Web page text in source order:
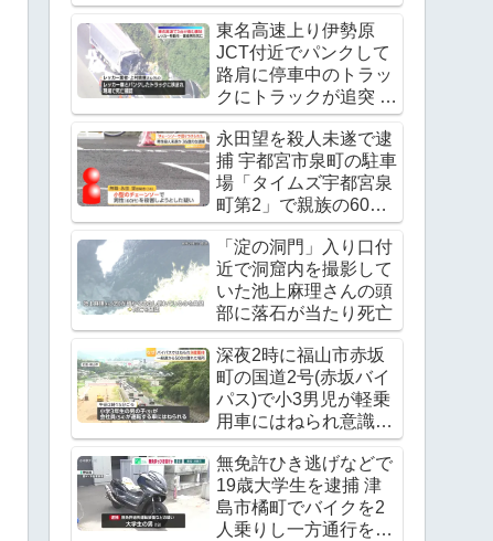
亡
東名高速上り伊勢原
JCT付近でパンクして
路肩に停車中のトラッ
クにトラックが追突 レ
ッカー作業中の上村貴
重さんが死亡
Twitter(X)に現地の様子
永田望を殺人未遂で逮
捕 宇都宮市泉町の駐車
場「タイムズ宇都宮泉
町第2」で親族の60代
男性の腹をチェーンソ
ーで刺す
「淀の洞門」入り口付
近で洞窟内を撮影して
いた池上麻理さんの頭
部に落石が当たり死亡
深夜2時に福山市赤坂
町の国道2号(赤坂バイ
パス)で小3男児が軽乗
用車にはねられ意識不
明の重体
無免許ひき逃げなどで
19歳大学生を逮捕 津
島市橘町でバイクを2
人乗りし一方通行を逆